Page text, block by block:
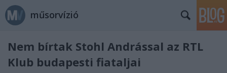
műsorvízió
Nem bírtak Stohl Andrással az RTL
Klub budapesti fiataljai